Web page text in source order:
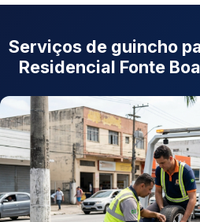
Serviços de guincho
Residencial Fonte